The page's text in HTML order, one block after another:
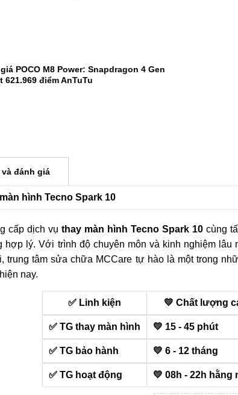
POCO M8 Power: Snapdragon 4 Gen
621.969 điểm AnTuTu
và đánh giá
hình Tecno Spark 10
cấp dịch vụ thay màn hình Tecno Spark 10cùng
hợp lý. Với trình độ chuyên môn và kinh nghiệm lâu
trung tâm sửa chữa MCCare tự hào là một trong
nay.
✅ Linh kiện 💛 Chất lượng
✅ TG thay màn hình 💛 15 - 45 phút
✅ TG bảo hành 💛 6 - 12 tháng
✅ TG hoạt động 💛 08h - 22h hằng